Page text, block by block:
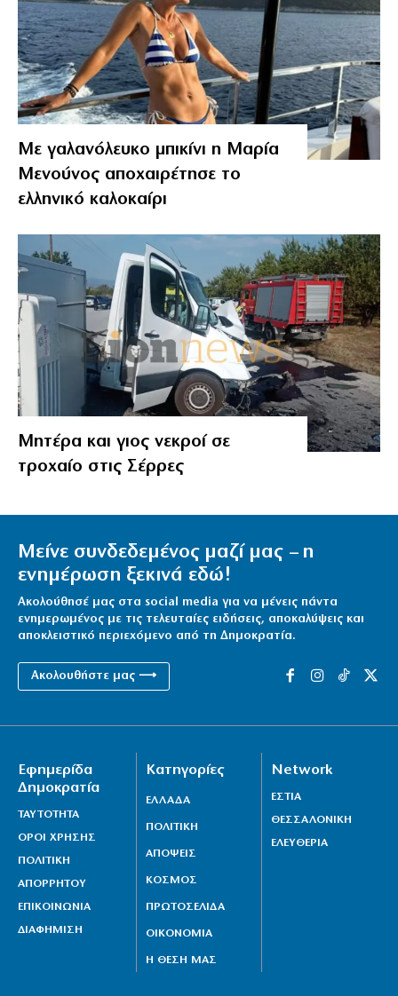
Με γαλανόλευκο μπικίνι η Μαρία
Μενούνος αποχαιρέτησε το
ελληνικό καλοκαίρι
Μητέρα και γιος νεκροί σε
τροχαίο στις Σέρρες
Μείνε συνδεδεμένος μαζί μας – η
ενημέρωση ξεκινά εδώ!
Ακολούθησέ μας στα social media για να μένεις πάντα
ενημερωμένος με τις τελευταίες ειδήσεις, αποκαλύψεις και
αποκλειστικό περιεχόμενο από τη Δημοκρατία.
Ακολουθήστε μας ⟶
Εφημερίδα
Δημοκρατία
ΤΑΥΤΟΤΗΤΑ
ΟΡΟΙ ΧΡΗΣΗΣ
ΠΟΛΙΤΙΚΗ
ΑΠΟΡΡΗΤΟΥ
ΕΠΙΚΟΙΝΩΝΙΑ
ΔΙΑΦΗΜΙΣΗ
Κατηγορίες
ΕΛΛΑΔΑ
ΠΟΛΙΤΙΚΗ
ΑΠΟΨΕΙΣ
ΚΟΣΜΟΣ
ΠΡΩΤΟΣΕΛΙΔΑ
ΟΙΚΟΝΟΜΙΑ
Η ΘΕΣΗ ΜΑΣ
Network
ΕΣΤΙΑ
ΘΕΣΣΑΛΟΝΙΚΗ
ΕΛΕΥΘΕΡΙΑ